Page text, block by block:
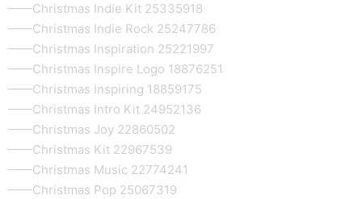
——Christmas Indie Kit 25335918
——Christmas Indie Rock 25247786
——Christmas Inspiration 25221997
——Christmas Inspire Logo 18876251
——Christmas Inspiring 18859175
——Christmas Intro Kit 24952136
——Christmas Joy 22860502
——Christmas Kit 22967539
——Christmas Music 22774241
——Christmas Pop 25067319